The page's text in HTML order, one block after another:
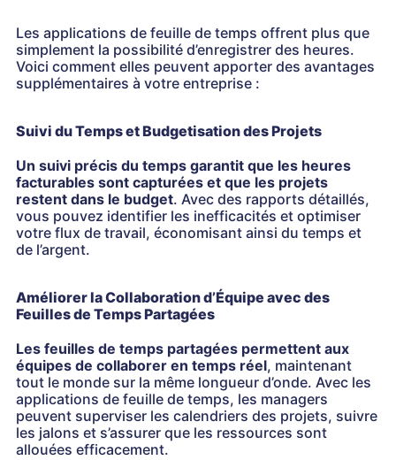
Les applications de feuille de temps offrent plus que
simplement la possibilité d’enregistrer des heures.
Voici comment elles peuvent apporter des avantages
supplémentaires à votre entreprise :
Suivi du Temps et Budgetisation des Projets
Un suivi précis du temps garantit que les heures
facturables sont capturées et que les projets
restent dans le budget. Avec des rapports détaillés,
vous pouvez identifier les inefficacités et optimiser
votre flux de travail, économisant ainsi du temps et
de l’argent.
Améliorer la Collaboration d’Équipe avec des
Feuilles de Temps Partagées
Les feuilles de temps partagées permettent aux
équipes de collaborer en temps réel, maintenant
tout le monde sur la même longueur d’onde. Avec les
applications de feuille de temps, les managers
peuvent superviser les calendriers des projets, suivre
les jalons et s’assurer que les ressources sont
allouées efficacement.